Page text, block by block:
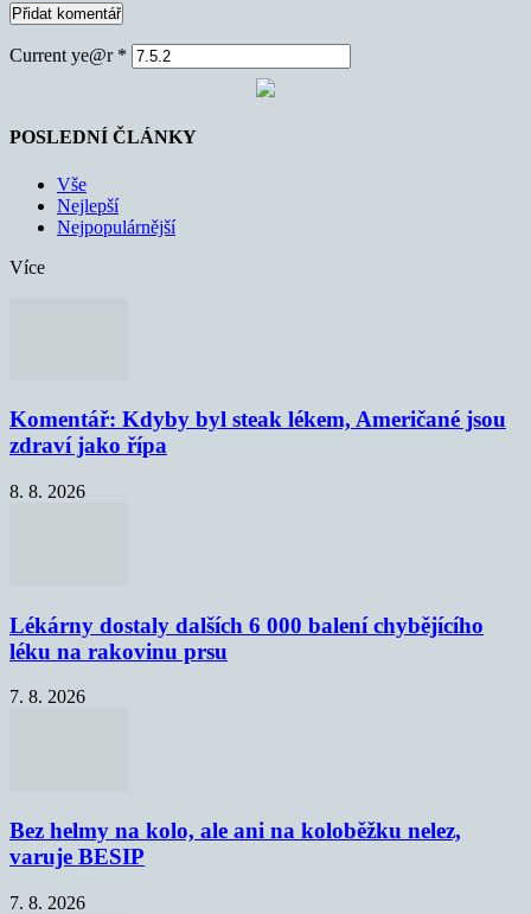
Current ye@r *
POSLEDNÍ ČLÁNKY
Vše
Nejlepší
Nejpopulárnější
Více
Komentář: Kdyby byl steak lékem, Američané jsou
zdraví jako řípa
8. 8. 2026
Lékárny dostaly dalších 6 000 balení chybějícího
léku na rakovinu prsu
7. 8. 2026
Bez helmy na kolo, ale ani na koloběžku nelez,
varuje BESIP
7. 8. 2026